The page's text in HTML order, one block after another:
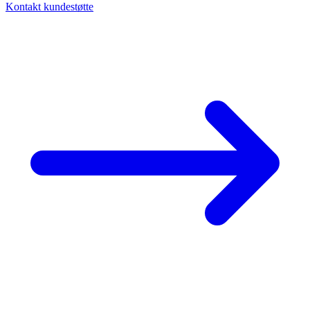
Kontakt kundestøtte